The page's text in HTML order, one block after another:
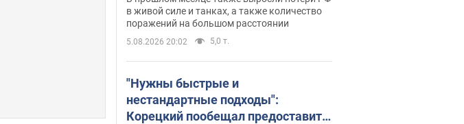
в живой силе и танках, а также количество
поражений на большом расстоянии
5.08.2026 20:02 5,0 т.
"Нужны быстрые и
нестандартные подходы":
Корецкий пообещал предоставить